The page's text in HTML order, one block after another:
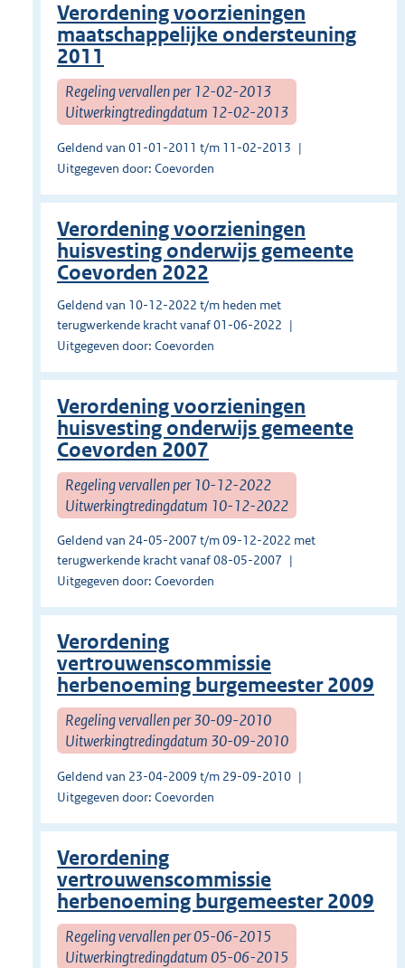
Verordening voorzieningen
maatschappelijke ondersteuning
2011
Regeling vervallen per 12-02-2013
Uitwerkingtredingdatum 12-02-2013
Geldend van 01-01-2011 t/m 11-02-2013
Uitgegeven door: Coevorden
Verordening voorzieningen
huisvesting onderwijs gemeente
Coevorden 2022
Geldend van 10-12-2022 t/m heden met
terugwerkende kracht vanaf 01-06-2022
Uitgegeven door: Coevorden
Verordening voorzieningen
huisvesting onderwijs gemeente
Coevorden 2007
Regeling vervallen per 10-12-2022
Uitwerkingtredingdatum 10-12-2022
Geldend van 24-05-2007 t/m 09-12-2022 met
terugwerkende kracht vanaf 08-05-2007
Uitgegeven door: Coevorden
Verordening
vertrouwenscommissie
herbenoeming burgemeester 2009
Regeling vervallen per 30-09-2010
Uitwerkingtredingdatum 30-09-2010
Geldend van 23-04-2009 t/m 29-09-2010
Uitgegeven door: Coevorden
Verordening
vertrouwenscommissie
herbenoeming burgemeester 2009
Regeling vervallen per 05-06-2015
Uitwerkingtredingdatum 05-06-2015